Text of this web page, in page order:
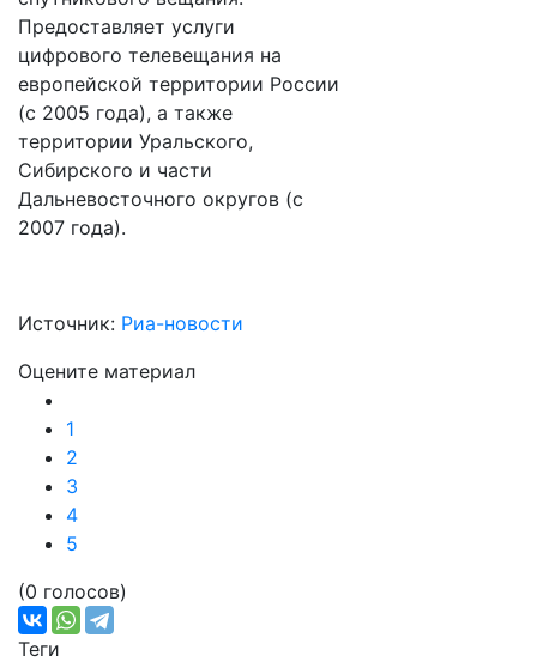
Предоставляет услуги
цифрового телевещания на
европейской территории России
(с 2005 года), а также
территории Уральского,
Сибирского и части
Дальневосточного округов (с
2007 года).
Источник: Риа-новости
Оцените материал
1
2
3
4
5
(0 голосов)
Теги